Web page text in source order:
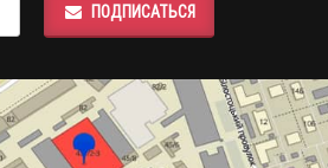
ПОДПИСАТЬСЯ